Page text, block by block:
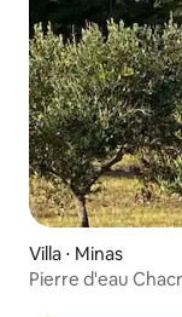
Villa ⋅ Minas
Pierre d'eau